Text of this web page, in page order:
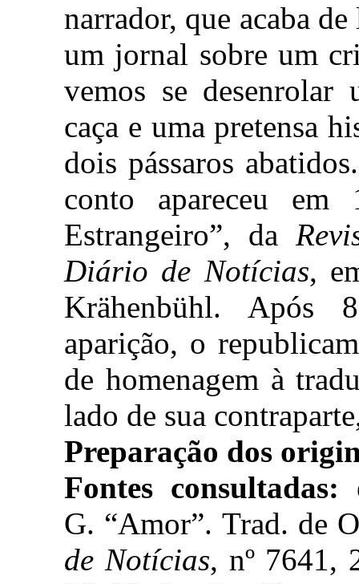
narrador, que acaba
um jornal sobre um
vemos se desenrolar
caça e uma pretensa
dois pássaros
conto apareceu
Estrangeiro”, da
Diário de Notícias,
Krähenbühl. Após
aparição, o
de homenagem à
lado de sua
Preparação dos
Fontes consultadas:
G. “Amor”. Trad. de
de Notícias, nº 7641,